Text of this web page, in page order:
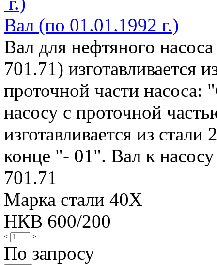
Вал (по 01.01.1992 г.)
Вал для нефтяного
701.71) изготавливается
проточной части насоса:
насосу с проточной
изготавливается из
конце "- 01". Вал к
701.71
Марка стали 40Х
НКВ 600/200
< >
По запросу